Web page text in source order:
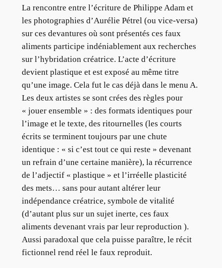
La rencontre entre l’écriture de Philippe Adam et
les photographies d’Aurélie Pétrel (ou vice-versa)
sur ces devantures où sont présentés ces faux
aliments participe indéniablement aux recherches
sur l’hybridation créatrice. L’acte d’écriture
devient plastique et est exposé au même titre
qu’une image. Cela fut le cas déjà dans le menu A.
Les deux artistes se sont crées des règles pour
« jouer ensemble » : des formats identiques pour
l’image et le texte, des ritournelles (les courts
écrits se terminent toujours par une chute
identique : « si c’est tout ce qui reste » devenant
un refrain d’une certaine manière), la récurrence
de l’adjectif « plastique » et l’irréelle plasticité
des mets… sans pour autant altérer leur
indépendance créatrice, symbole de vitalité
(d’autant plus sur un sujet inerte, ces faux
aliments devenant vrais par leur reproduction ).
Aussi paradoxal que cela puisse paraître, le récit
fictionnel rend réel le faux reproduit.